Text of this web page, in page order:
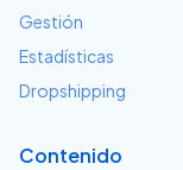
Gestión
Estadísticas
Dropshipping
Contenido